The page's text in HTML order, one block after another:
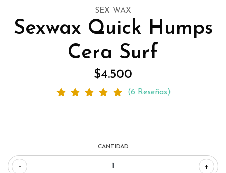
SEX WAX
Sexwax Quick Humps
Cera Surf
$4.500
(6 Reseñas)
CANTIDAD
- +